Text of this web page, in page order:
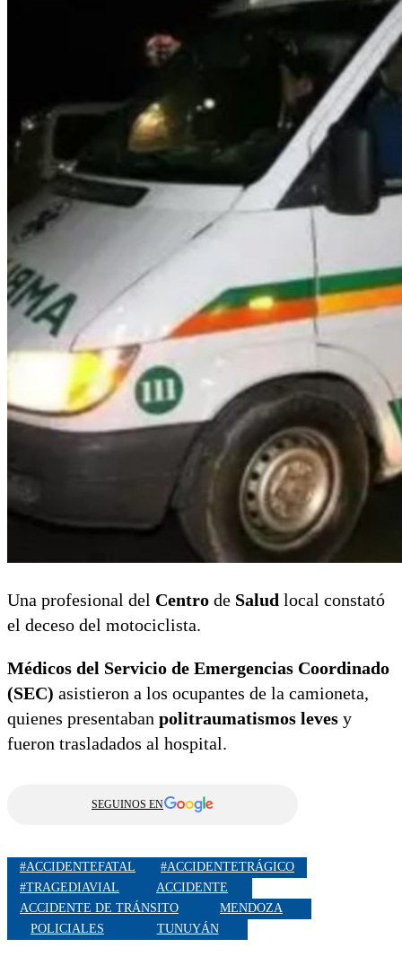
Una profesional del Centro de Salud local constató
el deceso del motociclista.
Médicos del Servicio de Emergencias Coordinado
(SEC) asistieron a los ocupantes de la camioneta,
quienes presentaban politraumatismos leves y
fueron trasladados al hospital.
SEGUINOS EN
#ACCIDENTEFATAL
#ACCIDENTETRÁGICO
#TRAGEDIAVIAL
ACCIDENTE
ACCIDENTE DE TRÁNSITO
MENDOZA
POLICIALES
TUNUYÁN